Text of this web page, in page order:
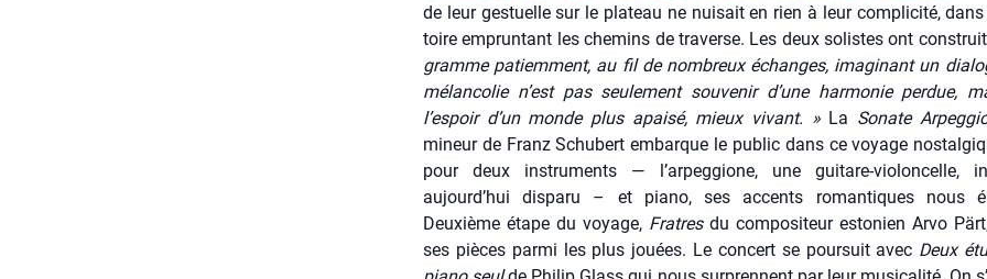
de leur ges­tuelle sur le pla­teau ne nui­sait en rien à leur com­pli­ci­té,
toire emprun­tant les che­mins de tra­verse. Les deux solistes ont construit
gramme patiem­ment, au fil de nom­breux échanges, ima­gi­nant un
mélan­co­lie n’est pas seule­ment sou­ve­nir d’une har­mo­nie per­due,
l’espoir d’un monde plus apai­sé, mieux vivant. »La Sonate
mineur de Franz Schu­bert embarque le public dans ce voyage
pour deux ins­tru­ments — l’arpeggione, une gui­tare-vio­lon­celle,
aujourd’hui dis­pa­ru – et pia­no, ses accents roman­tiques nous
Deuxième étape du voyage, Fratresdu com­po­si­teur esto­nien Arvo
ses pièces par­mi les plus jouées. Le concert se pour­suit avec Deux